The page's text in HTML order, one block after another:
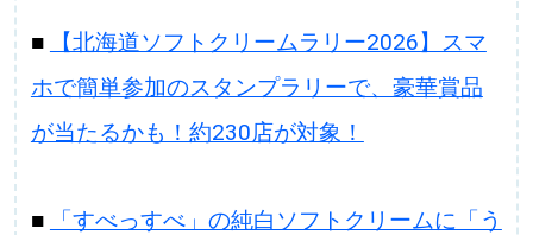
■
【北海道ソフトクリームラリー2026】スマ
ホで簡単参加のスタンプラリーで、豪華賞品
が当たるかも！約230店が対象！
■
「すべっすべ」の純白ソフトクリームに「う